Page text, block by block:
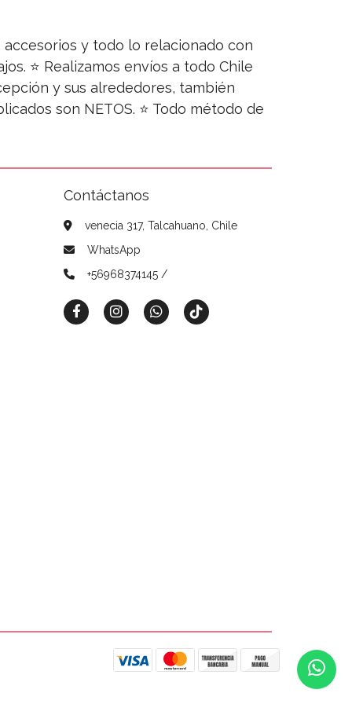
accesorios y todo lo relacionado con
⭐ Realizamos envíos a todo Chile
y sus alrededores, también
son NETOS. ⭐ Todo método de
Contáctanos
venecia 317, Talcahuano, Chile
WhatsApp
+56968374145 /